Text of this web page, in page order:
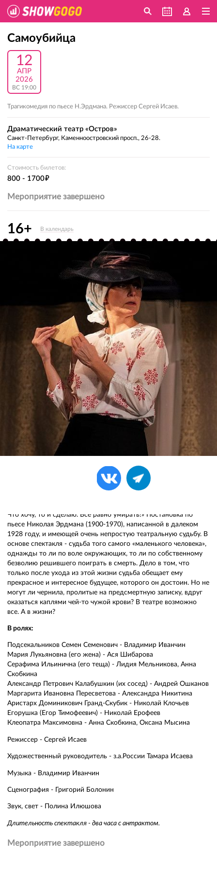
Самоубийца
12
АПР
2026
ВС 19:00
Трагикомедия по пьесе Н.Эрдмана. Режиссер Сергей Исаев.
Драматический театр «Остров»
Санкт-Петербург, Каменноостровский просп., 26-28.
На карте
Стоимость билетов:
800 - 1700е
Мероприятие завершено
16+ В календарь
Что хочу, то и сделаю. Все равно умирать!» Постановка по
пьесе Николая Эрдмана (1900-1970), написанной в далеком
1928 году, и имеющей очень непростую театральную судьбу. В
основе спектакля - судьба того самого «маленького человека»,
однажды то ли по воле окружающих, то ли по собственному
безволию решившего поиграть в смерть. Дело в том, что
только после ухода из этой жизни судьба обещает ему
прекрасное и интересное будущее, которого он достоин. Но не
могут ли чернила, пролитые на предсмертную записку, вдруг
оказаться каплями чей-то чужой крови? В театре возможно
все. А в жизни?
В ролях:
Подсекальников Семен Семенович - Владимир Иванчин
Мария Лукьяновна (его жена) - Ася Шибарова
Серафима Ильинична (его теща) - Лидия Мельникова, Анна
Скобкина
Александр Петрович Калабушкин (их сосед) - Андрей Ошканов
Маргарита Ивановна Пересветова - Александра Никитина
Аристарх Доминикович Гранд-Скубик - Николай Клочьев
Егорушка (Егор Тимофеевич) - Николай Ерофеев
Клеопатра Максимовна - Анна Скобкина, Оксана Мысина
Режиссер - Сергей Исаев
Художественный руководитель - з.а.России Тамара Исаева
Музыка - Владимир Иванчин
Сценография - Григорий Болонин
Звук, свет - Полина Илюшова
Длительность спектакля - два часа с антрактом.
Мероприятие завершено